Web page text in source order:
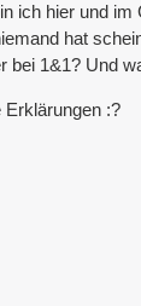
ich hier und
hat
bei 1&1? Und
Erklärungen :?